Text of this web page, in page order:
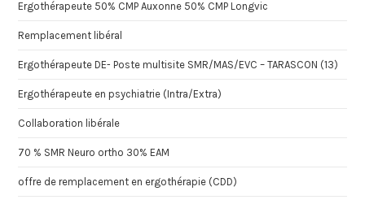
Ergothérapeute 50% CMP Auxonne 50% CMP Longvic
Remplacement libéral
Ergothérapeute DE- Poste multisite SMR/MAS/EVC – TARASCON (13)
Ergothérapeute en psychiatrie (Intra/Extra)
Collaboration libérale
70 % SMR Neuro ortho 30% EAM
offre de remplacement en ergothérapie (CDD)